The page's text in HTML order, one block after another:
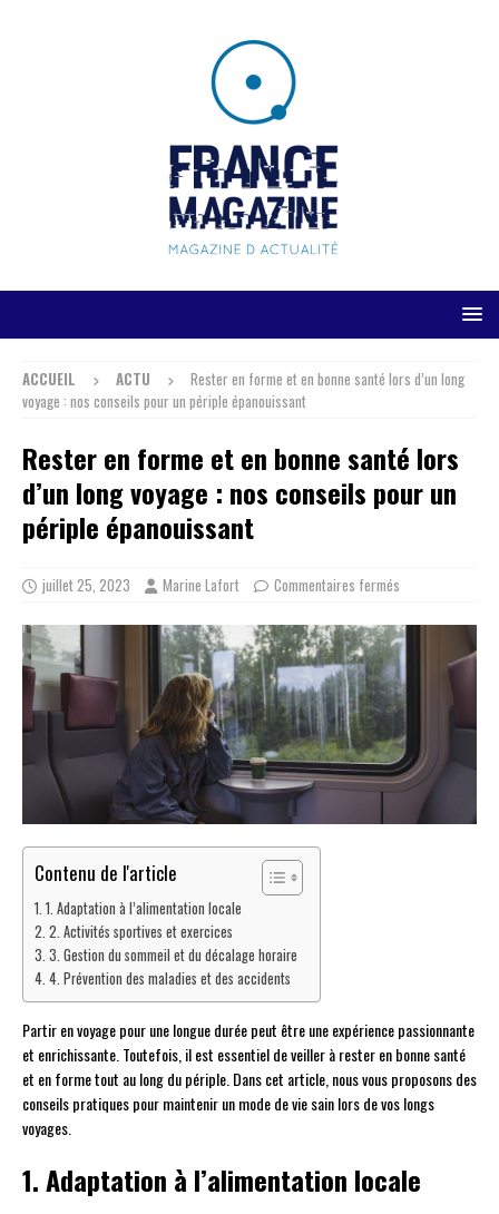
ACCUEIL ACTU
Rester en forme et en bonne santé lors d’un long
voyage : nos conseils pour un périple épanouissant
Rester en forme et en bonne santé lors
d’un long voyage : nos conseils pour un
périple épanouissant
juillet 25, 2023 Marine Lafort Commentaires fermés
Contenu de l'article
1. Adaptation à l’alimentation locale
2. Activités sportives et exercices
3. Gestion du sommeil et du décalage horaire
4. Prévention des maladies et des accidents
Partir en voyage pour une longue durée peut être une expérience passionnante
et enrichissante. Toutefois, il est essentiel de veiller à rester en bonne santé
et en forme tout au long du périple. Dans cet article, nous vous proposons des
conseils pratiques pour maintenir un mode de vie sain lors de vos longs
voyages.
1. Adaptation à l’alimentation locale